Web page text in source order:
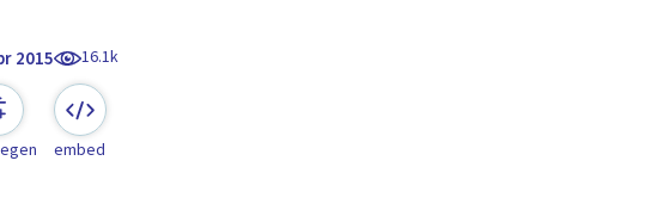
2015 16.1k
embed